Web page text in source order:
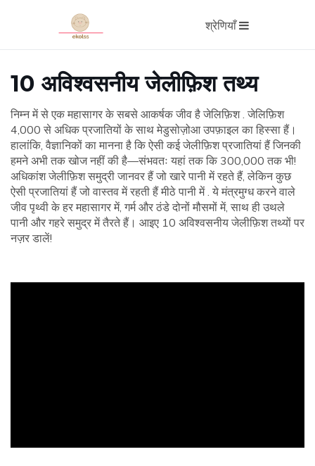
श्रेणियाँ
10 अविश्वसनीय जेलीफ़िश तथ्य
निम्न में से एक महासागर के सबसे आकर्षक जीव है जेलिफ़िश . जेलिफ़िश
4,000 से अधिक प्रजातियों के साथ मेडुसोज़ोआ उपफ़ाइल का हिस्सा हैं।
हालांकि, वैज्ञानिकों का मानना ​​है कि ऐसी कई जेलीफ़िश प्रजातियां हैं जिनकी
हमने अभी तक खोज नहीं की है—संभवतः यहां तक ​​कि 300,000 तक भी!
अधिकांश जेलीफ़िश समुद्री जानवर हैं जो खारे पानी में रहते हैं, लेकिन कुछ
ऐसी प्रजातियां हैं जो वास्तव में रहती हैं मीठे पानी में . ये मंत्रमुग्ध करने वाले
जीव पृथ्वी के हर महासागर में, गर्म और ठंडे दोनों मौसमों में, साथ ही उथले
पानी और गहरे समुद्र में तैरते हैं। आइए 10 अविश्वसनीय जेलीफ़िश तथ्यों पर
नज़र डालें!